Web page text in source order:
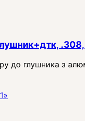
до глушника з